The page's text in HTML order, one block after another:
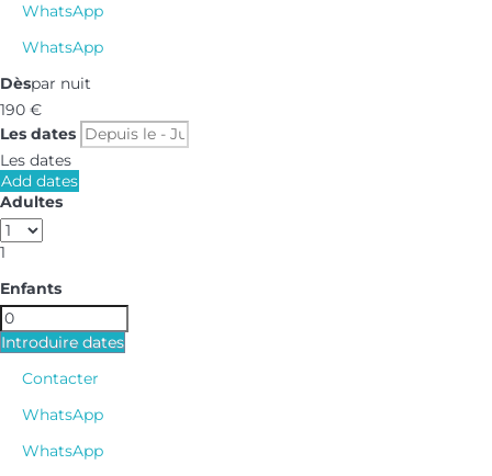
WhatsApp
WhatsApp
Dèspar nuit
190 €
Les dates
Les dates
Add dates
Adultes
1
Enfants
Introduire dates
Contacter
WhatsApp
WhatsApp